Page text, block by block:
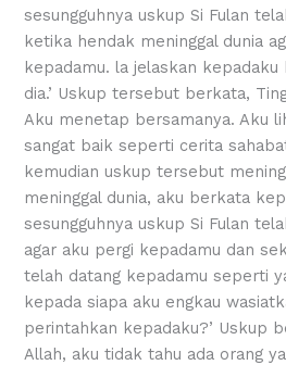
sesungguhnya uskup Si Fulan
ketika hendak meninggal dunia
kepadamu. la jelaskan
dia.’ Uskup tersebut berkata,
Aku menetap bersamanya. Aku
sangat baik seperti cerita
kemudian uskup tersebut
meninggal dunia, aku berkata
sesungguhnya uskup Si Fulan
agar aku pergi kepadamu dan
telah datang kepadamu seperti
kepada siapa aku engkau
perintahkan kepadaku?’ Uskup
Allah, aku tidak tahu ada orang